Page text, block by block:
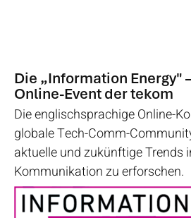
Die „Information Energy"
Online-Event der tekom
Die englischsprachige Online-
globale Tech-Comm-
aktuelle und zukünftige Trends
Kommunikation zu erforschen.